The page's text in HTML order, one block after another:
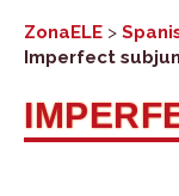
ZonaELE >
Imperfect